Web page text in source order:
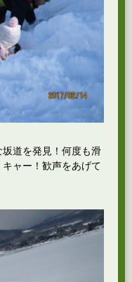
道を発見！何度も滑
ャー！歓声をあげて